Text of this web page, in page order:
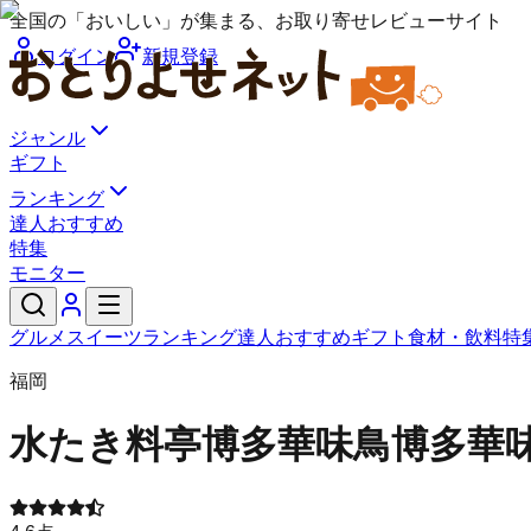
全国の「おいしい」が集まる、お取り寄せレビューサイト
ログイン
新規登録
ジャンル
ギフト
ランキング
達人おすすめ
特集
モニター
グルメ スイーツランキング達人おすすめギフト 食材・飲料特
福岡
水たき料亭博多華味鳥博多華